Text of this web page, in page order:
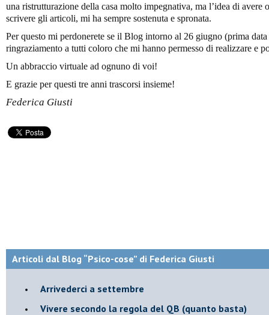
una ristrutturazione della casa molto impegnativa, ma l’idea di avere
scrivere gli articoli, mi ha sempre sostenuta e spronata.
Per questo mi perdonerete se il Blog intorno al 26 giugno (prima
ringraziamento a tutti coloro che mi hanno permesso di realizzare e
Un abbraccio virtuale ad ognuno di voi!
E grazie per questi tre anni trascorsi insieme!
Federica Giusti
Articoli dal Blog “Psico-cose” di Federica Giusti
​Arrivederci a settembre
​Vivere secondo la regola del QB (quanto basta)